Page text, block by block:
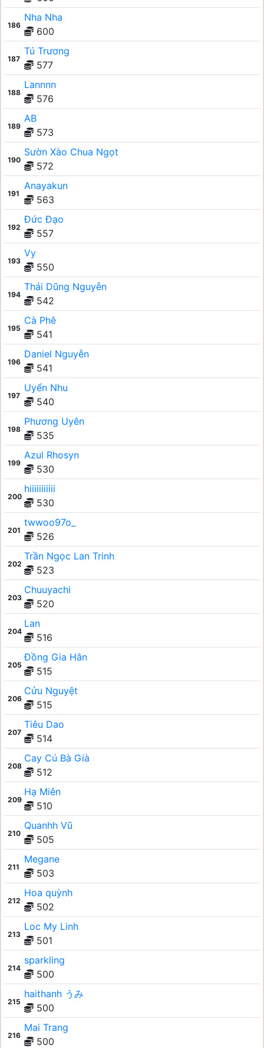
186
Nha Nha
600
187
Tú Trương
577
188
Lannnn
576
189
AB
573
190
Sườn Xào Chua Ngọt
572
191
Anayakun
563
192
Đức Đạo
557
193
Vy
550
194
Thái Dũng Nguyễn
542
195
Cà Phê
541
196
Daniel Nguyễn
541
197
Uyển Nhu
540
198
Phương Uyên
535
199
Azul Rhosyn
530
200
hiiiiiiiiiii
530
201
twwoo97o_
526
202
Trần Ngọc Lan Trinh
523
203
Chuuyachi
520
204
Lan
516
205
Đồng Gia Hân
515
206
Cửu Nguyệt
515
207
Tiêu Dao
514
208
Cay Cú Bà Già
512
209
Hạ Miên
510
210
Quanhh Vũ
505
211
Megane
503
212
Hoa quỳnh
502
213
Loc My Linh
501
214
sparkling
500
215
haithanh うみ
500
216
Mai Trang
500